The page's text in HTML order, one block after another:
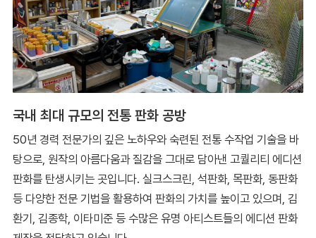
국내 최대 규모의 전통 판화 공방
50년 경력 전문가의 깊은 노하우와 숙련된 전통 수작업 기술을 바
탕으로, 원작의 아름다움과 질감을 그대로 담아낸 고퀄리티 에디션
판화를 탄생시키는 곳입니다. 실크스크린, 석판화, 목판화, 동판화
등 다양한 전문 기법을 활용하여 판화의 가치를 높이고 있으며, 김
환기, 김종학, 이타미준 등 수많은 유명 아티스트들의 에디션 판화